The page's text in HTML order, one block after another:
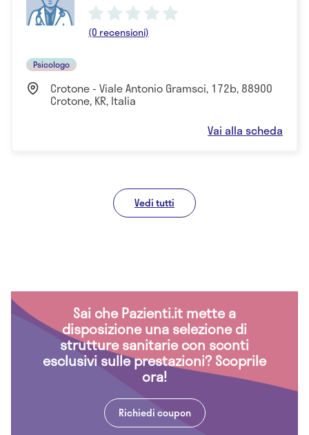
(0 recensioni)
Psicologo
Crotone - Viale Antonio Gramsci, 172b, 88900
Crotone, KR, Italia
Vai alla scheda
Vedi tutti
Sai che Pazienti.it mette a
disposizione una selezione di
strutture sanitarie con sconti
esclusivi sulle prestazioni? Scoprile
ora!
Richiedi coupon